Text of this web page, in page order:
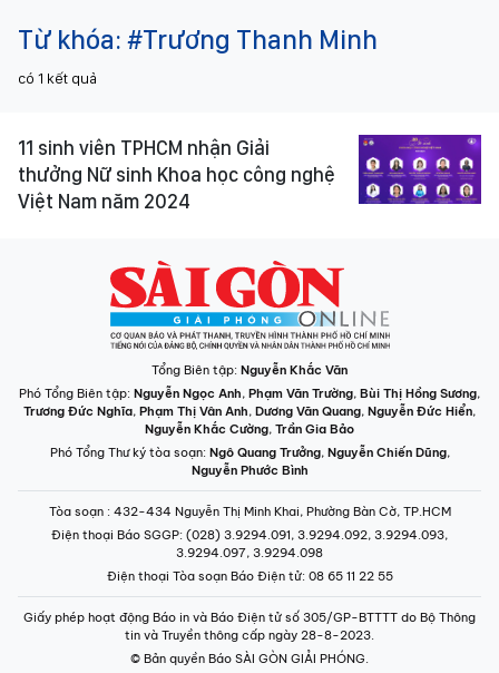
Từ khóa: #Trương Thanh Minh
có 1 kết quả
11 sinh viên TPHCM nhận Giải
thưởng Nữ sinh Khoa học công nghệ
Việt Nam năm 2024
Tổng Biên tập: Nguyễn Khắc Văn
Phó Tổng Biên tập: Nguyễn Ngọc Anh, Phạm Văn Trường, Bùi Thị Hồng Sương,
Trương Đức Nghĩa, Phạm Thị Vân Anh, Dương Văn Quang, Nguyễn Đức Hiển,
Nguyễn Khắc Cường, Trần Gia Bảo
Phó Tổng Thư ký tòa soạn: Ngô Quang Trưởng, Nguyễn Chiến Dũng,
Nguyễn Phước Bình
Tòa soạn : 432-434 Nguyễn Thị Minh Khai, Phường Bàn Cờ, TP.HCM
Điện thoại Báo SGGP: (028) 3.9294.091, 3.9294.092, 3.9294.093,
3.9294.097, 3.9294.098
Điện thoại Tòa soạn Báo Điện tử: 08 65 11 22 55
Giấy phép hoạt động Báo in và Báo Điện tử số 305/GP-BTTTT do Bộ Thông
tin và Truyền thông cấp ngày 28-8-2023.
© Bản quyền Báo SÀI GÒN GIẢI PHÓNG.